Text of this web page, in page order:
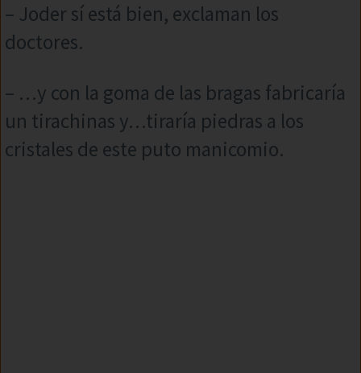
– Joder sí está bien, exclaman los
doctores.
– …y con la goma de las bragas fabricaría
un tirachinas y…tiraría piedras a los
cristales de este puto manicomio.